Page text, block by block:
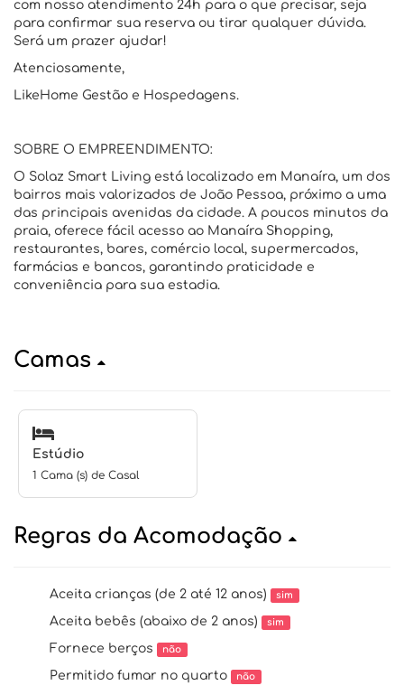
com nosso atendimento 24h para o que precisar, seja
para confirmar sua reserva ou tirar qualquer dúvida.
Será um prazer ajudar!
Atenciosamente,
LikeHome Gestão e Hospedagens.
SOBRE O EMPREENDIMENTO:
O Solaz Smart Living está localizado em Manaíra, um dos
bairros mais valorizados de João Pessoa, próximo a uma
das principais avenidas da cidade. A poucos minutos da
praia, oferece fácil acesso ao Manaíra Shopping,
restaurantes, bares, comércio local, supermercados,
farmácias e bancos, garantindo praticidade e
conveniência para sua estadia.
Camas
Estúdio
1 Cama (s) de Casal
Regras da Acomodação
Aceita crianças (de 2 até 12 anos) sim
Aceita bebês (abaixo de 2 anos) sim
Fornece berços não
Permitido fumar no quarto não